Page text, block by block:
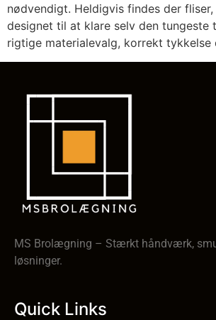
nødvendigt. Heldigvis findes der
designet til at klare selv den tungeste
rigtige materialevalg, korrekt
MS Brolægning – Stærkt håndværk,
løsninger.
Quick Links